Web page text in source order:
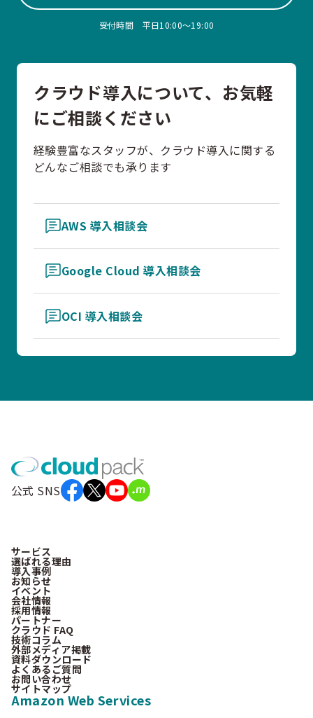
受付時間 平日10:00〜19:00
クラウド導入について、お気軽
にご相談ください
経験豊富なスタッフが、クラウド導入に関する
どんなご相談でも承ります
AWS 導入相談会
Google Cloud 導入相談会
OCI 導入相談会
公式 SNS
サービス
選ばれる理由
導入事例
お知らせ
イベント
会社情報
採用情報
パートナー
クラウド FAQ
技術コラム
外部メディア掲載
資料ダウンロード
よくあるご質問
お問い合わせ
サイトマップ
Amazon Web Services